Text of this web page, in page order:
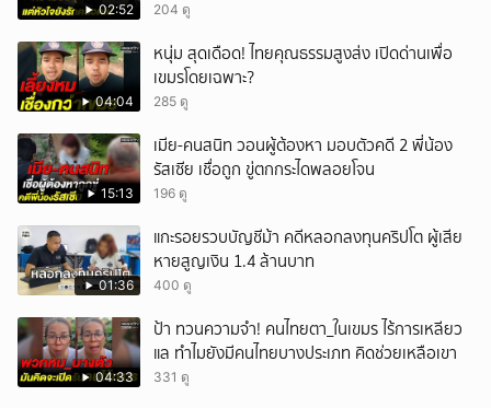
02:52 204 ดู
04:04
หนุ่ม สุดเดือด! ไทยคุณธรรมสูงส่ง เปิดด่านเพื่อ
เขมรโดยเฉพาะ?
285 ดู
15:13
เมีย-คนสนิท วอนผู้ต้องหา มอบตัวคดี 2 พี่น้อง
รัสเซีย เชื่อถูก ขู่ตกกระไดพลอยโจน
196 ดู
01:36
แกะรอยรวบบัญชีม้า คดีหลอกลงทุนคริปโต ผู้เสีย
หายสูญเงิน 1.4 ล้านบาท
400 ดู
04:33
ป้า ทวนความจำ! คนไทยตา_ในเขมร ไร้การเหลียว
แล ทำไมยังมีคนไทยบางประเภท คิดช่วยเหลือเขา
331 ดู